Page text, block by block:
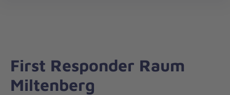
zum
First Responder Raum
Miltenberg